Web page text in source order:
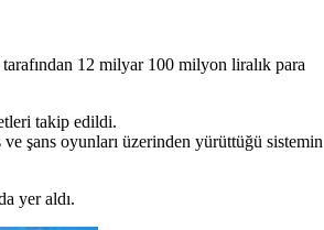
12 milyar 100 milyon liralık para
takip edildi.
şans oyunları üzerinden yürüttüğü sistemin
yer aldı.